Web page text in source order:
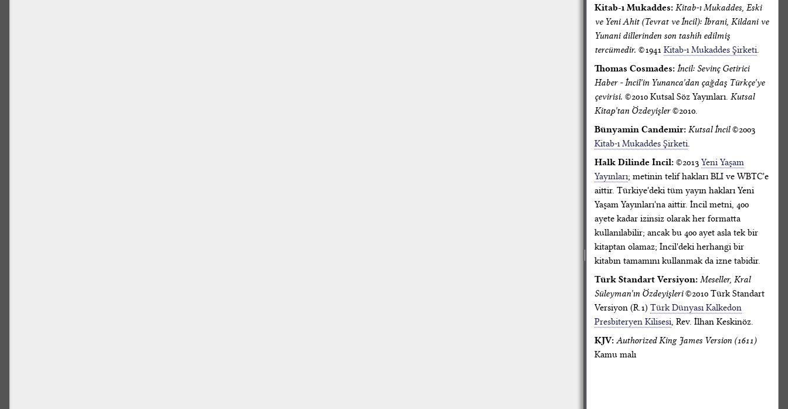
Kitab-ı Mukaddes: Kitab-ı Mukaddes, Eski
ve Yeni Ahit (Tevrat ve İncil): İbrani, Kildani ve
Yunani dillerinden son tashih edilmiş
tercümedir. ©1941 Kitab-ı Mukaddes Şirketi.
Thomas Cosmades: İncil: Sevinç Getirici
Haber - İncil'in Yunanca'dan çağdaş Türkçe'ye
çevirisi. ©2010 Kutsal Söz Yayınları. Kutsal
Kitap'tan Özdeyişler©2010.
Bünyamin Candemir: Kutsal İncil©2003
Kitab-ı Mukaddes Şirketi.
Halk Dilinde İncil: ©2013 Yeni Yaşam
Yayınları; metinin telif hakları BLI ve WBTC'e
aittir. Türkiye'deki tüm yayın hakları Yeni
Yaşam Yayınları'na aittir. İncil metni, 400
ayete kadar izinsiz olarak her formatta
kullanılabilir; ancak bu 400 ayet asla tek bir
kitaptan olamaz; İncil'deki herhangi bir
kitabın tamamını kullanmak da izne tabidir.
Türk Standart Versiyon: Meseller, Kral
Süleyman'ın Özdeyişleri©2010 Türk Standart
Versiyon (R.1) Türk Dünyası Kalkedon
Presbiteryen Kilisesi, Rev. İlhan Keskinöz.
KJV: Authorized King James Version (1611)
Kamu malı